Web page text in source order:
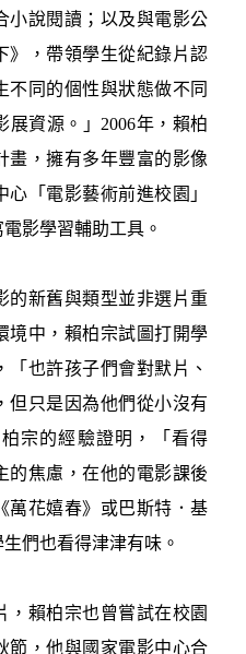
小說閱讀；以及與電影公
》，帶領學生從紀錄片認
不同的個性與狀態做不同
資源。」2006年，賴柏
畫，擁有多年豐富的影像
「電影藝術前進校園」
影學習輔助工具。
的新舊與類型並非選片重
境中，賴柏宗試圖打開學
「也許孩子們會對默片、
但只是因為他們從小沒有
宗的經驗證明，「看得
的焦慮，在他的電影課後
萬花嬉春》或巴斯特．基
們也看得津津有味。
，賴柏宗也曾嘗試在校園
節，他與國家電影中心合